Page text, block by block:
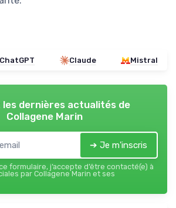
ChatGPT Claude Mistral
les dernières actualités de
Collagene Marin
➔ Je m'inscris
formulaire, j’accepte d’être contacté(e) à
par Collagene Marin et ses